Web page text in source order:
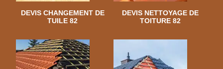
DEVIS CHANGEMENT DE
TUILE 82
DEVIS NETTOYAGE DE
TOITURE 82